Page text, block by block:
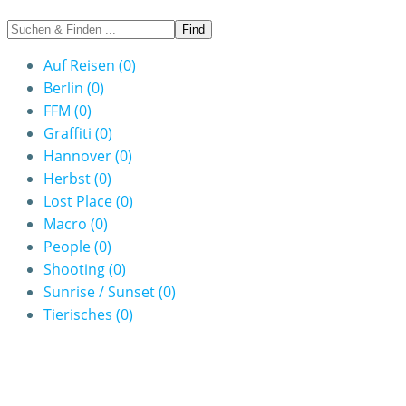
Auf Reisen (0)
Berlin (0)
FFM (0)
Graffiti (0)
Hannover(0)
Herbst(0)
Lost Place(0)
Macro (0)
People(0)
Shooting(0)
Sunrise / Sunset(0)
Tierisches (0)